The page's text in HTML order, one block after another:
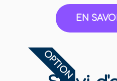
EN
OPTION